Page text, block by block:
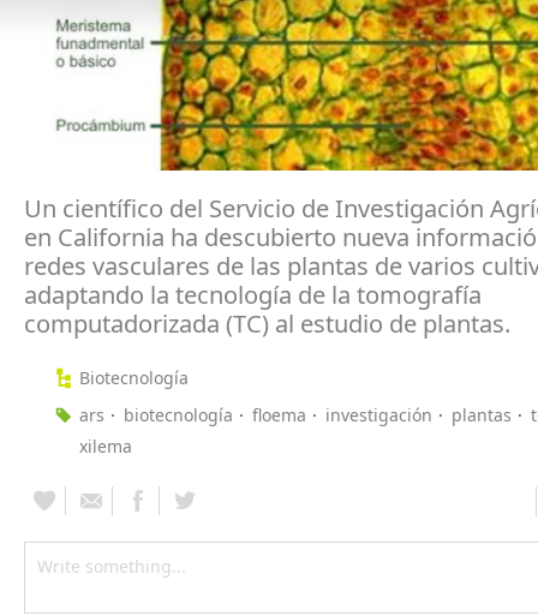
Un científico del Servicio de Investigación
en California ha descubierto nueva
redes vasculares de las plantas de varios
adaptando la tecnología de la tomografía
computadorizada (TC) al estudio de plantas.
Biotecnología
ars
biotecnología floema investigación plantas
xilema